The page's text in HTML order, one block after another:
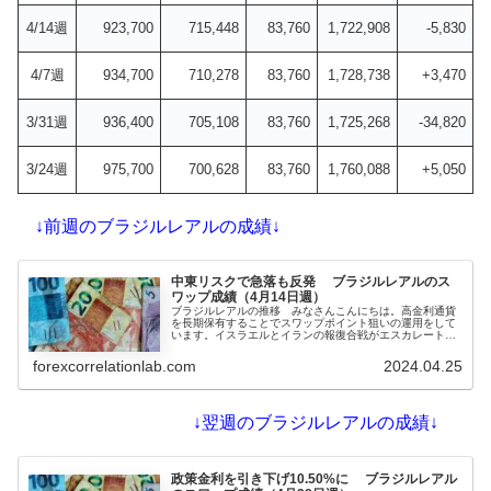
4/14週 923,700 715,448 83,760 1,722,908 -5,830
4/7週 934,700 710,278 83,760 1,728,738 +3,470
3/31週 936,400 705,108 83,760 1,725,268 -34,820
3/24週 975,700 700,628 83,760 1,760,088 +5,050
↓前週のブラジルレアルの成績↓
中東リスクで急落も反発 ブラジルレアルのス
ワップ成績（4月14日週）
ブラジルレアルの推移 みなさんこんにちは。高金利通貨
を長期保有することでスワップポイント狙いの運用をして
います。イスラエルとイランの報復合戦がエスカレートし
象です。中東懸念でリスクオフなのに、メキシコペソやブ
ラジルレアルが下がっているのはちょっと解せないです
forexcorrelationlab.com 2024.04.25
↓翌週のブラジルレアルの成績↓
政策金利を引き下げ10.50%に ブラジルレアル